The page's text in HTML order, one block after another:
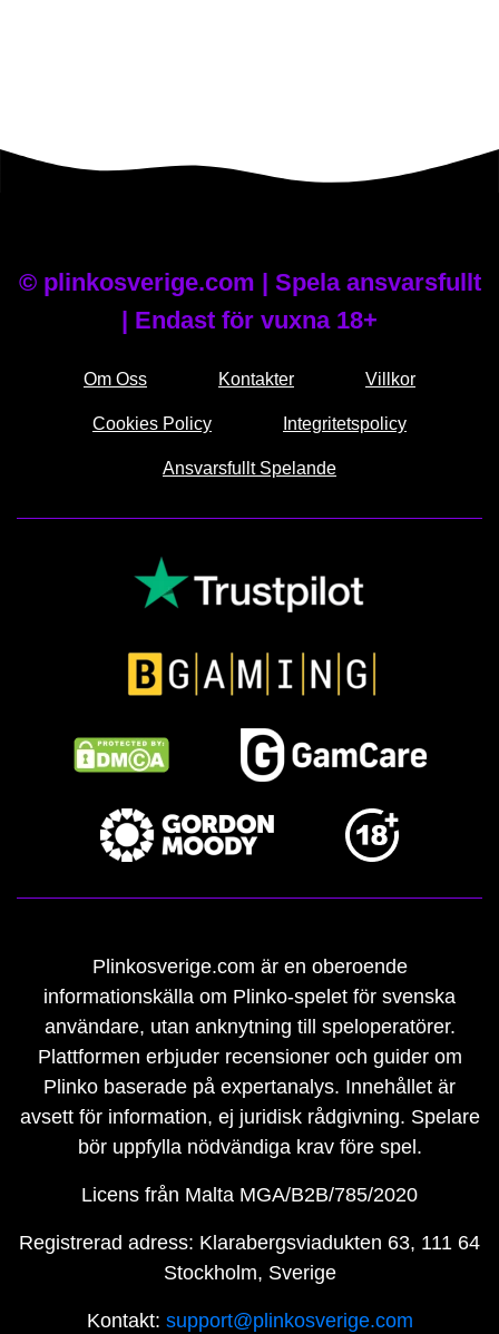
© plinkosverige.com | Spela ansvarsfullt
| Endast för vuxna 18+
Om Oss Kontakter Villkor
Cookies Policy Integritetspolicy
Ansvarsfullt Spelande
Plinkosverige.com är en oberoende
informationskälla om Plinko-spelet för svenska
användare, utan anknytning till speloperatörer.
Plattformen erbjuder recensioner och guider om
Plinko baserade på expertanalys. Innehållet är
avsett för information, ej juridisk rådgivning. Spelare
bör uppfylla nödvändiga krav före spel.
Licens från Malta MGA/B2B/785/2020
Registrerad adress: Klarabergsviadukten 63, 111 64
Stockholm, Sverige
Kontakt: support@plinkosverige.com